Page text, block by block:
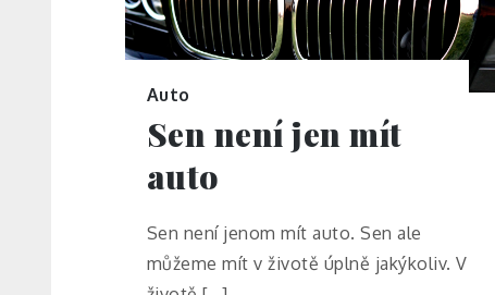
Auto
Sen není jen mít
auto
Sen není jenom mít auto. Sen ale
můžeme mít v životě úplně jakýkoliv. V